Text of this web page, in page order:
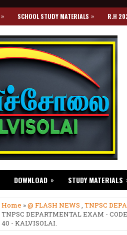
» SCHOOL STUDY MATERIALS » R.H
DOWNLOAD » STUDY MATERIALS
Home »@ FLASH NEWS , TNPSC
TNPSC DEPARTMENTAL EXAM -
40 - KALVISOLAI.